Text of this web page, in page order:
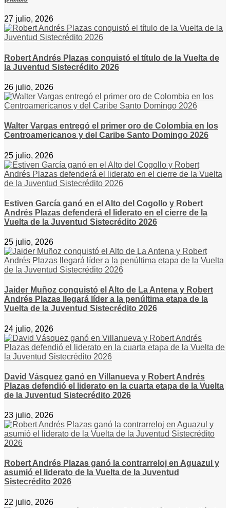
27 julio, 2026
Robert Andrés Plazas conquistó el título de la Vuelta de
la Juventud Sistecrédito 2026
26 julio, 2026
Walter Vargas entregó el primer oro de Colombia en los
Centroamericanos y del Caribe Santo Domingo 2026
25 julio, 2026
Estiven García ganó en el Alto del Cogollo y Robert
Andrés Plazas defenderá el liderato en el cierre de la
Vuelta de la Juventud Sistecrédito 2026
25 julio, 2026
Jaider Muñoz conquistó el Alto de La Antena y Robert
Andrés Plazas llegará líder a la penúltima etapa de la
Vuelta de la Juventud Sistecrédito 2026
24 julio, 2026
David Vásquez ganó en Villanueva y Robert Andrés
Plazas defendió el liderato en la cuarta etapa de la Vuelta
de la Juventud Sistecrédito 2026
23 julio, 2026
Robert Andrés Plazas ganó la contrarreloj en Aguazul y
asumió el liderato de la Vuelta de la Juventud
Sistecrédito 2026
22 julio, 2026